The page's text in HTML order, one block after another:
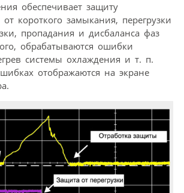
обеспечивает защиту
от короткого замыкания, перегрузки
пропадания и дисбаланса фаз
обрабатываются ошибки
системы охлаждения и т. п.
отображаются на экране